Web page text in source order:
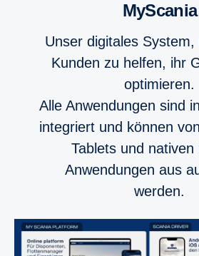
MyScania
Unser digitales
Kunden zu helfen, ihr
optimieren.
Alle Anwendungen sind
integriert und können
Tablets und nativen
Anwendungen aus
werden.